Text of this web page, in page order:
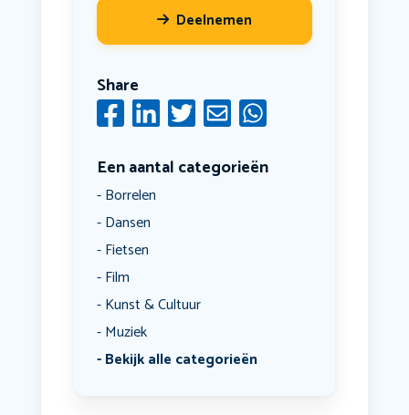
Deelnemen
Share
Een aantal categorieën
Borrelen
Dansen
Fietsen
Film
Kunst & Cultuur
Muziek
Bekijk alle categorieën